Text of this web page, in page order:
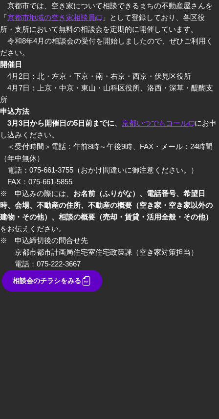
京都市では、空き家について相談できるまちの不動産屋さんを
「京都市地域の空き家相談員
」として登録しており、各区役
所・支所において無料の相談会を定期的に開催しています。
令和8年4月の相談会の受付を開始しましたので、ぜひご利用く
ださい。
開催日
4月2日：北・左京・下京・南・右京・西京・伏見区役所
4月7日：上京・中京・東山・山科区役所、洛西・深草・醍醐支
所
申込方法
3月3日から開催日の5日前までに
京都いつでもコール
にお申
し込みください。
＜受付時間＞電話：午前8時～午後9時、FAX・メール：24時間
（年中無休）
電話：075-661-3755（おかけ間違いに御注意ください。）
FAX：075-661-5855
※ 申込みの際には、 お名前（ふりがな）、電話番号、希望日
時、会場、不動産の住所、不動産の概要（空き家・空き家以外の
建物・その他）、相談の概要（売却・賃貸・活用全般・その他）
をお伝えください。
※ 申込締切後の問合せ先
京都市都市計画局住宅室住宅政策課（空き家対策担当）
電話：075-222-3667
相談会のチラシをみる